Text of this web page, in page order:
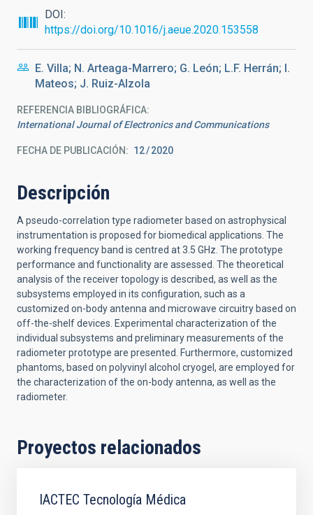
DOI
https://doi.org/10.1016/j.aeue.2020.153558
E. Villa; N. Arteaga-Marrero; G. León; L.F. Herrán; I.
Mateos; J. Ruiz-Alzola
REFERENCIA BIBLIOGRÁFICA
International Journal of Electronics and Communications
FECHA DE PUBLICACIÓN: 12 2020
Descripción
A pseudo-correlation type radiometer based on astrophysical
instrumentation is proposed for biomedical applications. The
working frequency band is centred at 3.5 GHz. The prototype
performance and functionality are assessed. The theoretical
analysis of the receiver topology is described, as well as the
subsystems employed in its configuration, such as a
customized on-body antenna and microwave circuitry based on
off-the-shelf devices. Experimental characterization of the
individual subsystems and preliminary measurements of the
radiometer prototype are presented. Furthermore, customized
phantoms, based on polyvinyl alcohol cryogel, are employed for
the characterization of the on-body antenna, as well as the
radiometer.
Proyectos relacionados
IACTEC Tecnología Médica